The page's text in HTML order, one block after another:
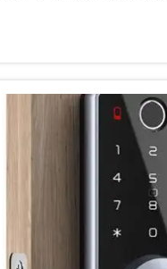
は大変な作業です。
では、鍵を管理し、紛
ります。しかしスマー